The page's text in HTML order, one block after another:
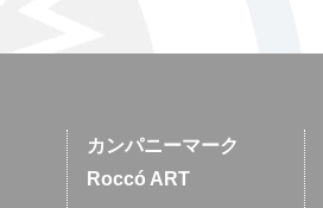
カンパニーマーク
Roccó ART